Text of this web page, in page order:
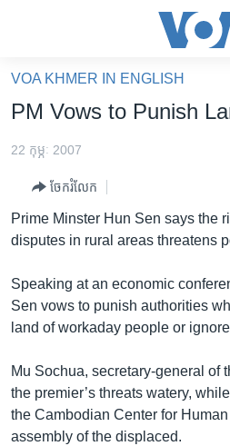
គេហទំព័រ​
ទាក់ទង
និង​
ទំព័រ​
ព័ត៌មាន​​
ម្តង
រំលង​
និង​
ទៅ​
ទំព័រ​
រចនា
សម្ព័ន្ធ​
អាមេរិក
ចិន
ហេឡូវីអូអេ
ព្រឹត្តិការណ៍ព័ត៌មាន
ទូរទស្សន៍ / វីដេអូ​
កម្មវិធីទាំងអស់
Khmer English
VOA KHMER IN ENGLISH
PM Vows to Punish
22 កុម្ភៈ 2007
ចែករំលែក
Prime Minster Hun Sen says the
disputes in rural areas threatens
Speaking at an economic
Sen vows to punish authorities
land of workaday people or
Mu Sochua, secretary-general of
the premier’s threats watery,
the Cambodian Center for
assembly of the displaced.